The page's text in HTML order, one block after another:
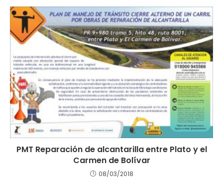
PMT Reparación de alcantarilla entre Plato y el
Carmen de Bolívar
08/03/2018